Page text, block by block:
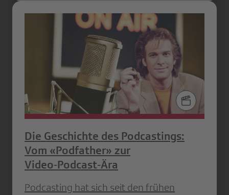
Die Geschichte des Podcastings:
Vom «Podfather» zur
Video‑Podcast‑Ära
Podcasting hat sich seit den frühen